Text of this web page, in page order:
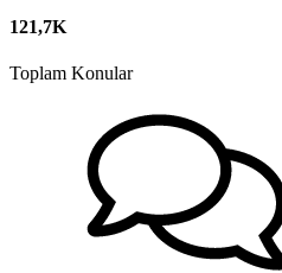
121,7K
Toplam Konular